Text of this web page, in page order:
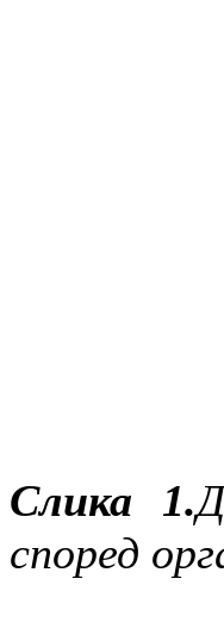
Слика 1.
според